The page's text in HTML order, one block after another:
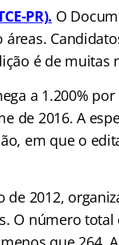
PR). O
é de muitas
a 1.200%
de 2016. A
em que o
2012,
O número